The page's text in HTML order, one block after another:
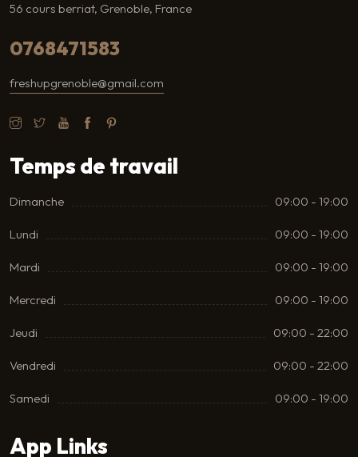
56 cours berriat, Grenoble, France
0768471583
freshupgrenoble@gmail.com
Temps de travail
Dimanche 09:00 - 19:00
Lundi 09:00 - 19:00
Mardi 09:00 - 19:00
Mercredi 09:00 - 19:00
Jeudi 09:00 - 22:00
Vendredi 09:00 - 22:00
Samedi 09:00 - 19:00
App Links